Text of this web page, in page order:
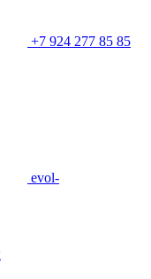
+7 924 277 85 85
evol-